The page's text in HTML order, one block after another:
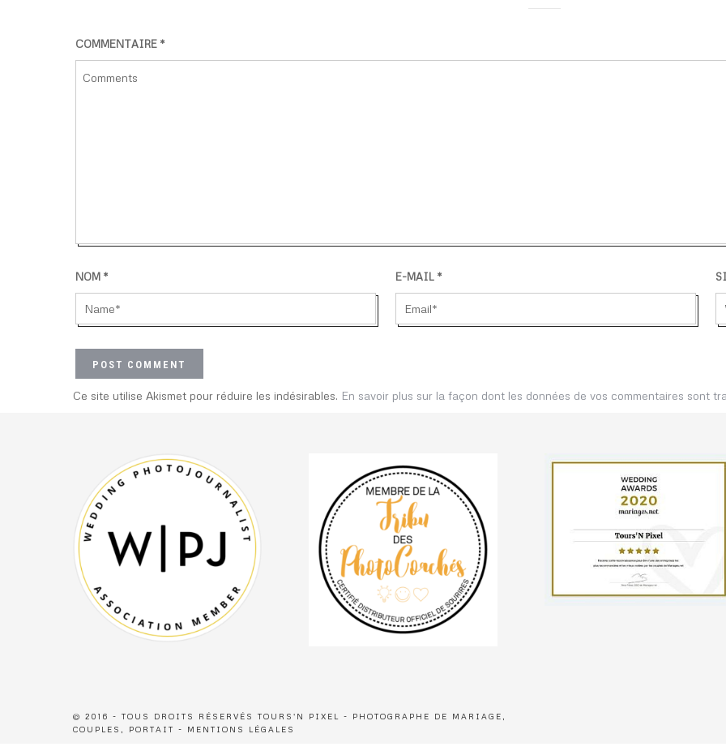
COMMENTAIRE *
NOM * E-MAIL *
Ce site utilise Akismet pour réduire les indésirables. En savoir plus sur la façon dont les données de vos commentaires sont
© 2016 - TOUS DROITS RÉSERVÉS TOURS'N PIXEL - PHOTOGRAPHE DE MARIAGE,
COUPLES, PORTAIT - MENTIONS LÉGALES